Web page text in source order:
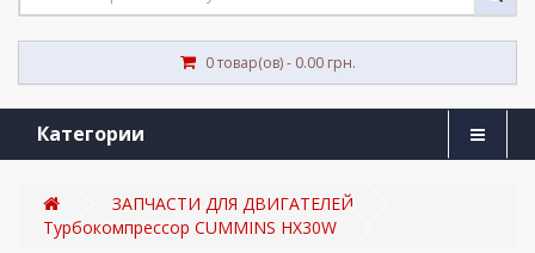
0 товар(ов) - 0.00 грн.
Категории
ЗАПЧАСТИ ДЛЯ ДВИГАТЕЛЕЙ
Турбокомпрессор CUMMINS HX30W